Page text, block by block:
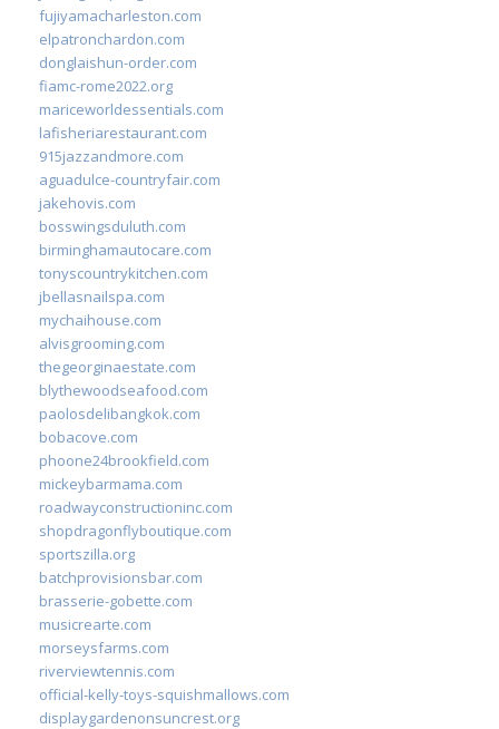
fujiyamacharleston.com
elpatronchardon.com
donglaishun-order.com
fiamc-rome2022.org
mariceworldessentials.com
lafisheriarestaurant.com
915jazzandmore.com
aguadulce-countryfair.com
jakehovis.com
bosswingsduluth.com
birminghamautocare.com
tonyscountrykitchen.com
jbellasnailspa.com
mychaihouse.com
alvisgrooming.com
thegeorginaestate.com
blythewoodseafood.com
paolosdelibangkok.com
bobacove.com
phoone24brookfield.com
mickeybarmama.com
roadwayconstructioninc.com
shopdragonflyboutique.com
sportszilla.org
batchprovisionsbar.com
brasserie-gobette.com
musicrearte.com
morseysfarms.com
riverviewtennis.com
official-kelly-toys-squishmallows.com
displaygardenonsuncrest.org